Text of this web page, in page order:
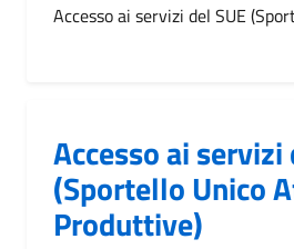
Accesso ai servizi del SUE
Accesso ai servizi
(Sportello Unico
Produttive)